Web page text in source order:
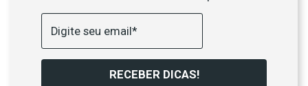
RECEBER DICAS!